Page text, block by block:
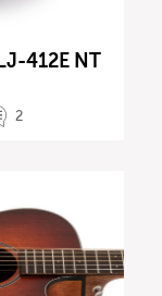
412E NT
2